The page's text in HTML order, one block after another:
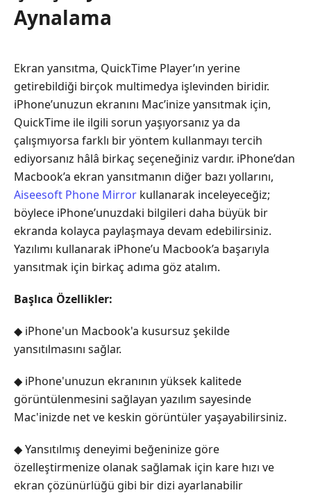
Aynalama
Ekran yansıtma, QuickTime Player’ın yerine
getirebildiği birçok multimedya işlevinden biridir.
iPhone’unuzun ekranını Mac’inize yansıtmak için,
QuickTime ile ilgili sorun yaşıyorsanız ya da
çalışmıyorsa farklı bir yöntem kullanmayı tercih
ediyorsanız hâlâ birkaç seçeneğiniz vardır. iPhone’dan
Macbook’a ekran yansıtmanın diğer bazı yollarını,
Aiseesoft Phone Mirror kullanarak inceleyeceğiz;
böylece iPhone’unuzdaki bilgileri daha büyük bir
ekranda kolayca paylaşmaya devam edebilirsiniz.
Yazılımı kullanarak iPhone’u Macbook’a başarıyla
yansıtmak için birkaç adıma göz atalım.
Başlıca Özellikler:
◆ iPhone'un Macbook'a kusursuz şekilde
yansıtılmasını sağlar.
◆ iPhone'unuzun ekranının yüksek kalitede
görüntülenmesini sağlayan yazılım sayesinde
Mac'inizde net ve keskin görüntüler yaşayabilirsiniz.
◆ Yansıtılmış deneyimi beğeninize göre
özelleştirmenize olanak sağlamak için kare hızı ve
ekran çözünürlüğü gibi bir dizi ayarlanabilir